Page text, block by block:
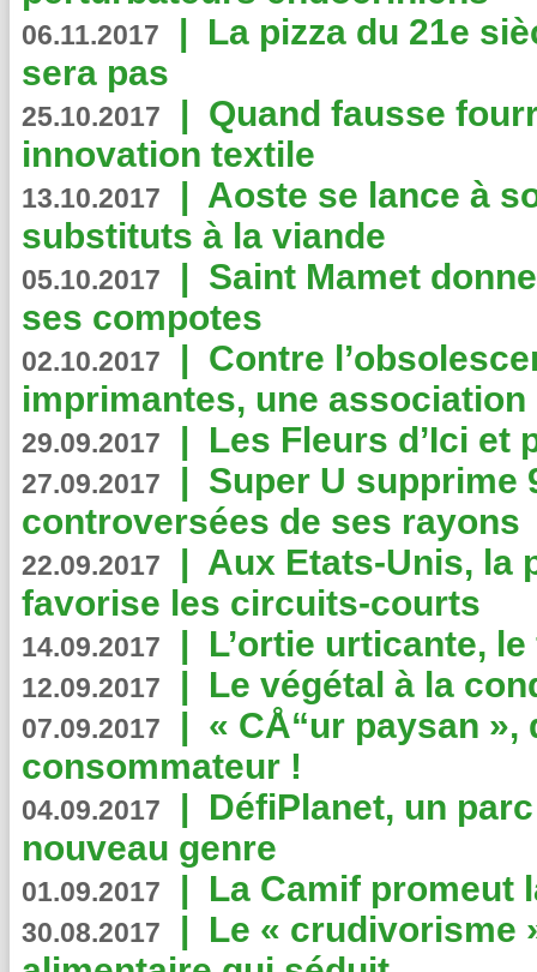
06.11.2017 | La pizza du 21e
sera pas
25.10.2017 | Quand fausse
innovation textile
13.10.2017 | Aoste se lance à
substituts à la viande
05.10.2017 | Saint Mamet
ses compotes
02.10.2017 | Contre
imprimantes, une
29.09.2017 | Les Fleurs d’Ici et
27.09.2017 | Super U supprime
controversées de ses rayons
22.09.2017 | Aux Etats-Unis, la
favorise les circuits-courts
14.09.2017 | L’ortie urticante,
12.09.2017 | Le végétal à la
07.09.2017 | « CÅ“ur paysan
consommateur !
04.09.2017 | DéfiPlanet, un
nouveau genre
01.09.2017 | La Camif promeut
30.08.2017 | Le « crudivorisme